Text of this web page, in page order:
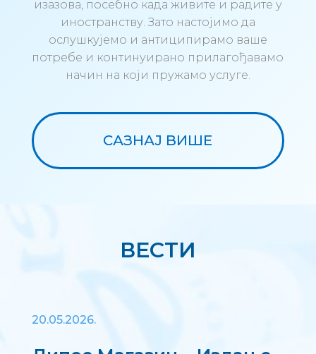
изазова, посебно када живите и радите у
иностранству. Зато настојимо да
ослушкујемо и антиципирамо ваше
потребе и континуирано прилагођавамо
начин на који пружамо услуге.
САЗНАЈ ВИШЕ
ВЕСТИ
20.05.2026.